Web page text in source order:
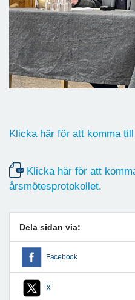
Klicka här för att komma
Klicka här för att
årsmötesprotokollet.
Dela sidan via:
Facebook
X